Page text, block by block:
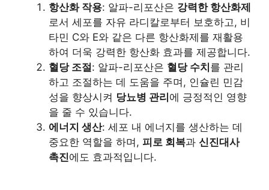
항산화 작용: 알파-리포산은 강력한 항산화제
로서 세포를 자유 라디칼로부터 보호하고, 비
타민 C와 E와 같은 다른 항산화제를 재활용
하여 더욱 강력한 항산화 효과를 제공합니다.
혈당 조절: 알파-리포산은 혈당 수치를 관리
하고 조절하는 데 도움을 주며, 인슐린 민감
성을 향상시켜 당뇨병 관리에 긍정적인 영향
을 줄 수 있습니다.
에너지 생산: 세포 내 에너지를 생산하는 데
중요한 역할을 하며, 피로 회복과 신진대사
촉진에도 효과적입니다.